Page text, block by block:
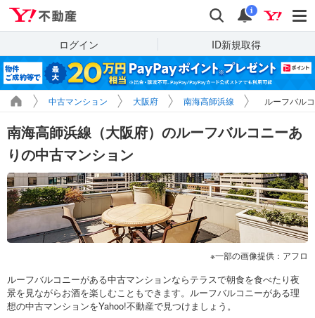
検索 通知
i
ログイン ID新規取得
中古マンション 大阪府 南海高師浜線 ルーフバル
南海高師浜線（大阪府）のルーフバルコニーあ
りの中古マンション
一部の画像提供：アフロ
ルーフバルコニーがある中古マンションならテラスで朝食を食べたり夜
景を見ながらお酒を楽しむこともできます。ルーフバルコニーがある理
想の中古マンションをYahoo!不動産で見つけましょう。